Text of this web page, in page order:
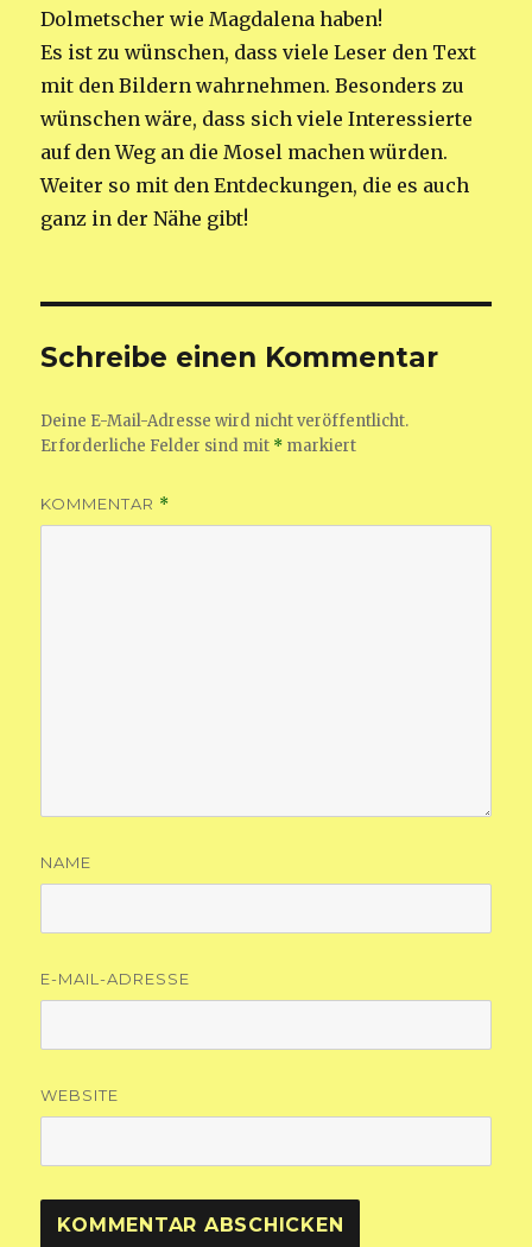
Dolmetscher wie Magdalena haben!
Es ist zu wünschen, dass viele Leser den Text
mit den Bildern wahrnehmen. Besonders zu
wünschen wäre, dass sich viele Interessierte
auf den Weg an die Mosel machen würden.
Weiter so mit den Entdeckungen, die es auch
ganz in der Nähe gibt!
Schreibe einen Kommentar
Deine E-Mail-Adresse wird nicht veröffentlicht.
Erforderliche Felder sind mit * markiert
KOMMENTAR *
NAME
E-MAIL-ADRESSE
WEBSITE